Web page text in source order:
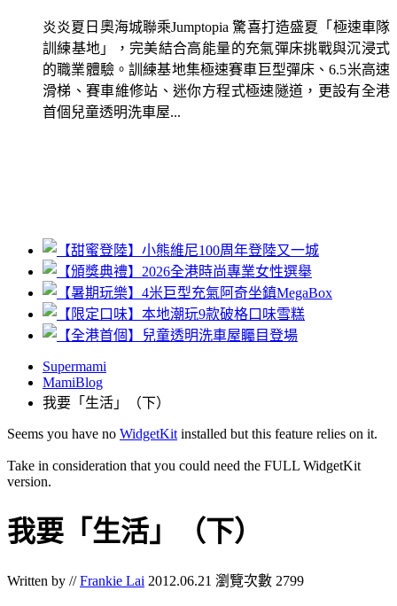
炎炎夏日奧海城聯乘Jumptopia 驚喜打造盛夏「極速車隊
訓練基地」，完美結合高能量的充氣彈床挑戰與沉浸式
的職業體驗。訓練基地集極速賽車巨型彈床、6.5米高速
滑梯、賽車維修站、迷你方程式極速隧道，更設有全港
首個兒童透明洗車屋...
Supermami
MamiBlog
我要「生活」（下）
Seems you have no WidgetKit installed but this feature relies on it.
Take in consideration that you could need the FULL WidgetKit
version.
我要「生活」（下）
Written by //Frankie Lai 2012.06.21 瀏覽次數 2799